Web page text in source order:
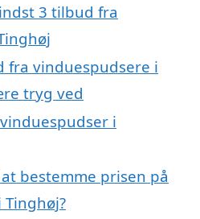
3 tilbud fra
fra vinduespudsere i
tryg ved
i
bestemme prisen på